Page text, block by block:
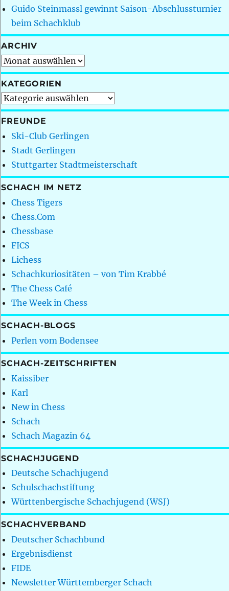
Guido Steinmassl gewinnt Saison-Abschlussturnier
beim Schachklub
ARCHIV
Archiv
KATEGORIEN
Kategorien
FREUNDE
Ski-Club Gerlingen
Stadt Gerlingen
Stuttgarter Stadtmeisterschaft
SCHACH IM NETZ
Chess Tigers
Chess.Com
Chessbase
FICS
Lichess
Schachkuriositäten – von Tim Krabbé
The Chess Café
The Week in Chess
SCHACH-BLOGS
Perlen vom Bodensee
SCHACH-ZEITSCHRIFTEN
Kaissiber
Karl
New in Chess
Schach
Schach Magazin 64
SCHACHJUGEND
Deutsche Schachjugend
Schulschachstiftung
Württenbergische Schachjugend (WSJ)
SCHACHVERBAND
Deutscher Schachbund
Ergebnisdienst
FIDE
Newsletter Württemberger Schach